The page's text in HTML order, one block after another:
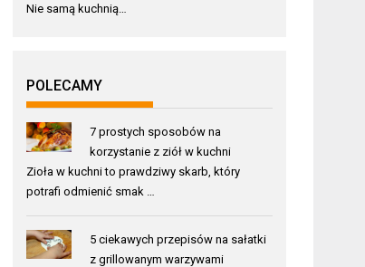
Nie samą kuchnią…
POLECAMY
7 prostych sposobów na
korzystanie z ziół w kuchni
Zioła w kuchni to prawdziwy skarb, który
potrafi odmienić smak …
5 ciekawych przepisów na sałatki
z grillowanym warzywami